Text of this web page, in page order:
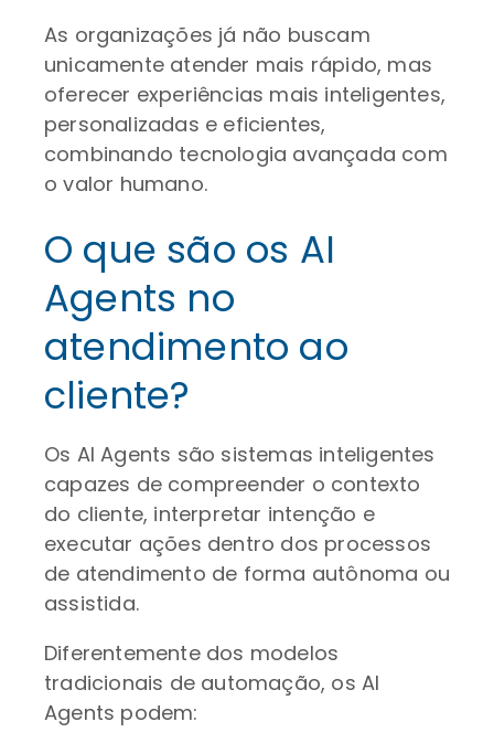
As organizações já não buscam
unicamente atender mais rápido, mas
oferecer experiências mais inteligentes,
personalizadas e eficientes,
combinando tecnologia avançada com
o valor humano.
O que são os AI
Agents no
atendimento ao
cliente?
Os AI Agents são sistemas inteligentes
capazes de compreender o contexto
do cliente, interpretar intenção e
executar ações dentro dos processos
de atendimento de forma autônoma ou
assistida.
Diferentemente dos modelos
tradicionais de automação, os AI
Agents podem: